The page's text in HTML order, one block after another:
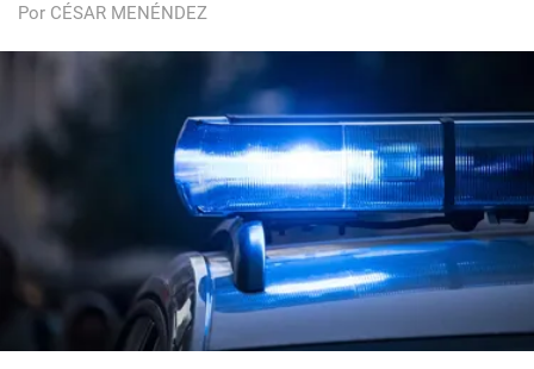
Por CÉSAR MENÉNDEZ